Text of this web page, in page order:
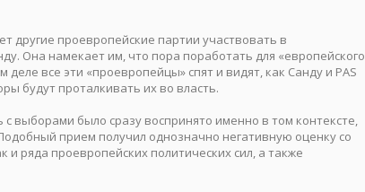
другие проевропейские партии участвовать в
Она намекает им, что пора поработать для «европейского
все эти «проевропейцы» спят и видят, как Санду и PAS
будут проталкивать их во власть.
выборами было сразу воспринято именно в том контексте,
прием получил однозначно негативную оценку со
и ряда проевропейских политических сил, а также